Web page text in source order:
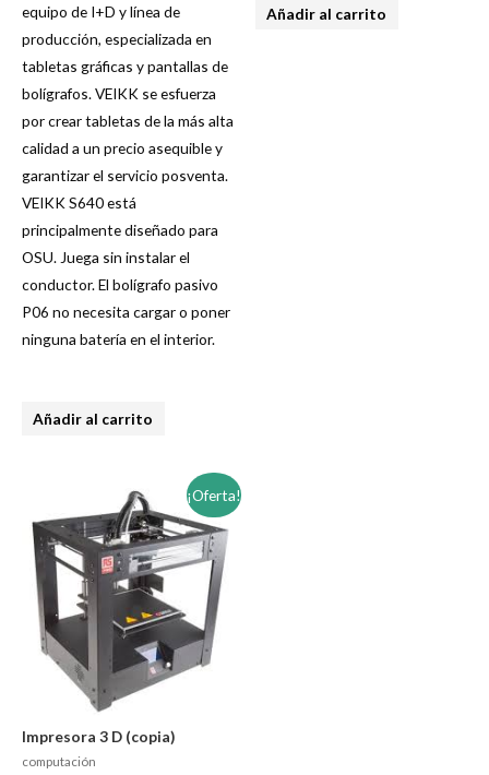
equipo de I+D y línea de
producción, especializada en
tabletas gráficas y pantallas de
bolígrafos. VEIKK se esfuerza
por crear tabletas de la más alta
calidad a un precio asequible y
garantizar el servicio posventa.
VEIKK S640 está
principalmente diseñado para
OSU. Juega sin instalar el
conductor. El bolígrafo pasivo
P06 no necesita cargar o poner
ninguna batería en el interior.
Añadir al carrito
Añadir al carrito
¡Oferta!
Impresora 3 D (copia)
computación